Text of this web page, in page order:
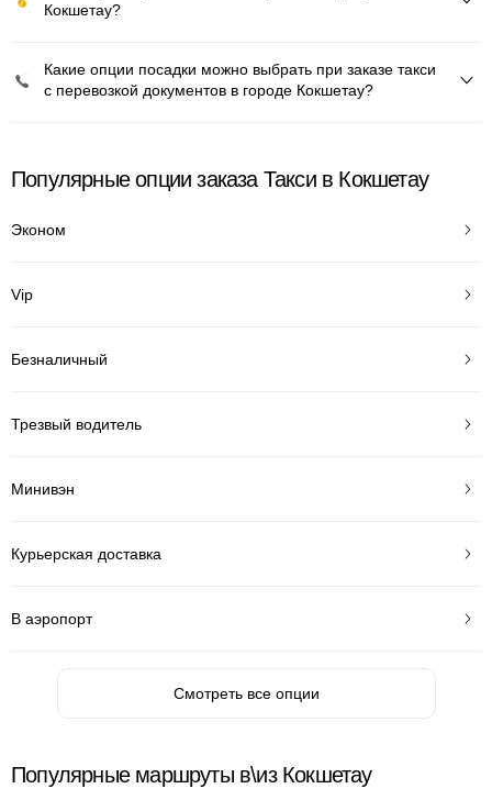
Кокшетау?
Какие опции посадки можно выбрать при заказе такси
с перевозкой документов в городе Кокшетау?
Популярные опции заказа Такси в Кокшетау
Эконом
Vip
Безналичный
Трезвый водитель
Минивэн
Курьерская доставка
В аэропорт
Смотреть все опции
Популярные маршруты в\из Кокшетау